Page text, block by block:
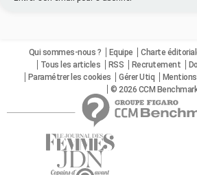
Qui sommes-nous ? Equipe Charte
Tous les articles
RSS Recrutement
Paramétrer les cookies
Gérer Utiq
© 2026 CCM Benchmark